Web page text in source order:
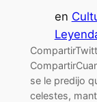
en
se le predijo
celestes,